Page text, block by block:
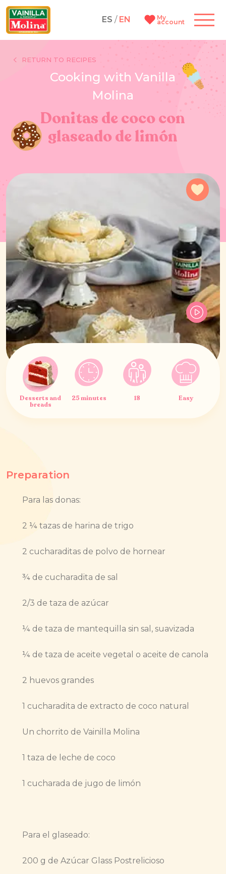
ES / EN My
account
RETURN TO RECIPES
Cooking with Vanilla
Molina
Donitas de coco con
glaseado de limón
Desserts and
breads
25 minutes 18 Easy
Preparation
Para las donas:
2 ¼ tazas de harina de trigo
2 cucharaditas de polvo de hornear
¾ de cucharadita de sal
2/3 de taza de azúcar
¼ de taza de mantequilla sin sal, suavizada
¼ de taza de aceite vegetal o aceite de canola
2 huevos grandes
1 cucharadita de extracto de coco natural
Un chorrito de Vainilla Molina
1 taza de leche de coco
1 cucharada de jugo de limón
Para el glaseado:
200 g de Azúcar Glass Postrelicioso